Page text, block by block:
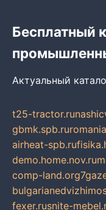
Бесплатный
Актуальный
t25-tractor.ru
gbmk.spb.ru
airheat-spb.ru
demo.home.nov.ru
comp-land.org
fexer.rusnite-